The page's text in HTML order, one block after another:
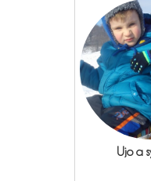
Ujo a